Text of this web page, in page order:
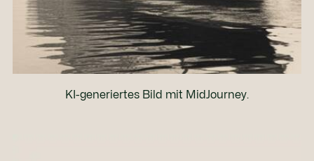
KI-generiertes Bild mit MidJourney.